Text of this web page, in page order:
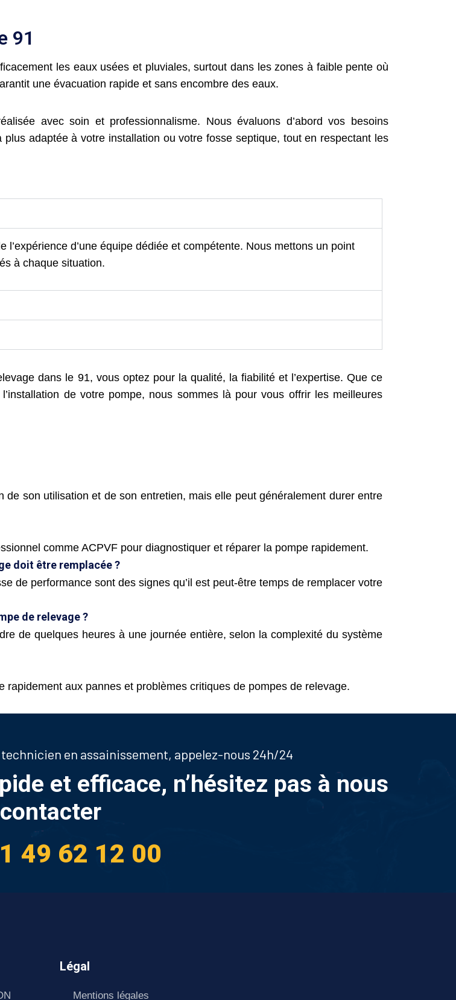
91
les eaux usées et pluviales, surtout dans les zones à faible pente où
une évacuation rapide et sans encombre des eaux.
avec soin et professionnalisme. Nous évaluons d’abord vos besoins
adaptée à votre installation ou votre fosse septique, tout en respectant les
d’une équipe dédiée et compétente. Nous mettons un point
à chaque situation.
dans le 91, vous optez pour la qualité, la fiabilité et l’expertise. Que ce
de votre pompe, nous sommes là pour vous offrir les meilleures
de son utilisation et de son entretien, mais elle peut généralement durer entre
comme ACPVF pour diagnostiquer et réparer la pompe rapidement.
doit être remplacée ?
de performance sont des signes qu’il est peut-être temps de remplacer votre
de relevage ?
de quelques heures à une journée entière, selon la complexité du système
rapidement aux pannes et problèmes critiques de pompes de relevage.
technicien en assainissement, appelez-nous 24h/24
et efficace, n’hésitez pas à nous
contacter
49 62 12 00
Légal
Mentions légales